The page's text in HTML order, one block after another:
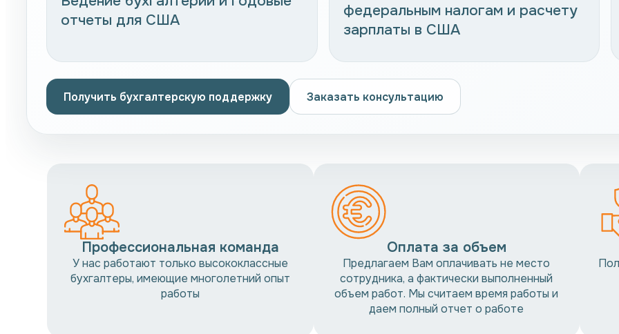
отчеты для США
федеральным налогам и расчету
зарплаты в США
Получить бухгалтерскую поддержку Заказать консультацию
Профессиональная команда
У нас работают только высококлассные
бухгалтеры, имеющие многолетний опыт
работы
Оплата за объем
Предлагаем Вам оплачивать не место
сотрудника, а фактически выполненный
объем работ. Мы считаем время работы и
даем полный отчет о работе